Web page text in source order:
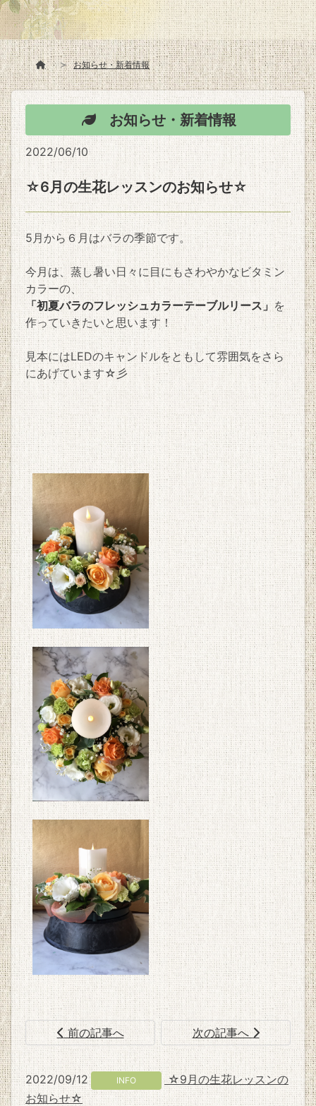
お知らせ・新着情報
お知らせ・新着情報
2022/06/10
☆6月の生花レッスンのお知らせ☆
5月から６月はバラの季節です。
今月は、蒸し暑い日々に目にもさわやかなビタミン
カラーの、
「初夏バラのフレッシュカラーテーブルリース」 を
作っていきたいと思います！
見本にはLEDのキャンドルをともして雰囲気をさら
にあげています☆彡
前の記事へ 次の記事へ
2022/09/12 INFO
☆9月の生花レッスンの
お知らせ☆